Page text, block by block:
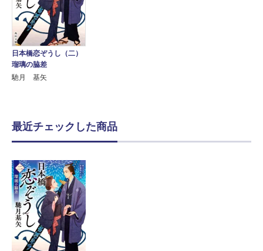
日本橋恋ぞうし（二）
瑠璃の脇差
馳月 基矢
最近チェックした商品